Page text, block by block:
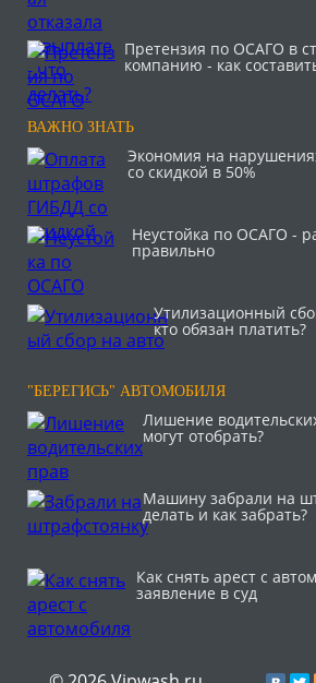
Претензия по ОСАГО в
компанию - как
ВАЖНО ЗНАТЬ
Экономия на
со скидкой в 50%
Неустойка по ОСАГО -
правильно
Утилизационный
кто обязан платить?
"БЕРЕГИСЬ" АВТОМОБИЛЯ
Лишение
могут отобрать?
Машину забрали на
делать и как забрать?
Как снять арест с
заявление в суд